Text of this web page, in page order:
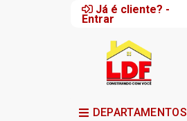
Já é cliente? -
Entrar
DEPARTAMENTOS